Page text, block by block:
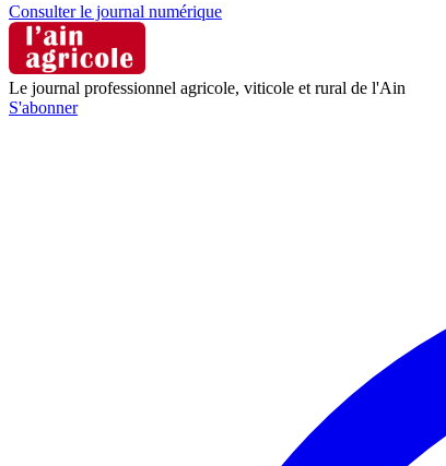
Consulter le journal numérique
Le journal professionnel agricole, viticole et rural de l'Ain
S'abonner